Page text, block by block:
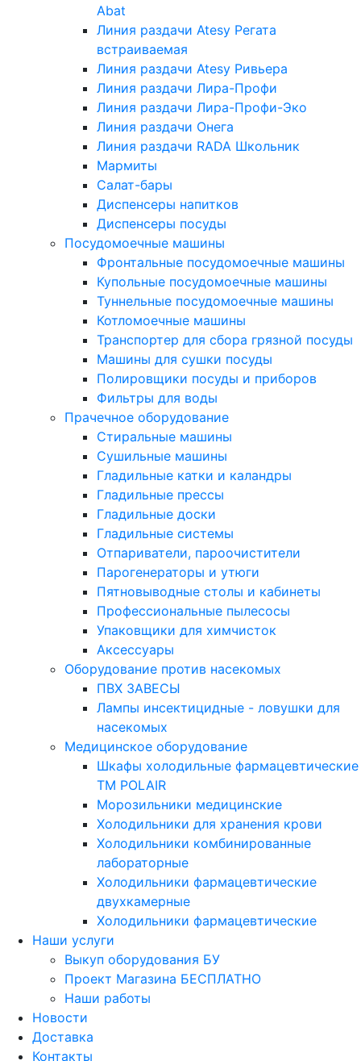
Abat
Линия раздачи Atesy Регата
встраиваемая
Линия раздачи Atesy Ривьера
Линия раздачи Лира-Профи
Линия раздачи Лира-Профи-Эко
Линия раздачи Онега
Линия раздачи RADA Школьник
Мармиты
Салат-бары
Диспенсеры напитков
Диспенсеры посуды
Посудомоечные машины
Фронтальные посудомоечные машины
Купольные посудомоечные машины
Туннельные посудомоечные машины
Котломоечные машины
Транспортер для сбора грязной посуды
Машины для сушки посуды
Полировщики посуды и приборов
Фильтры для воды
Прачечное оборудование
Стиральные машины
Сушильные машины
Гладильные катки и каландры
Гладильные прессы
Гладильные доски
Гладильные системы
Отпариватели, пароочистители
Парогенераторы и утюги
Пятновыводные столы и кабинеты
Профессиональные пылесосы
Упаковщики для химчисток
Аксессуары
Оборудование против насекомых
ПВХ ЗАВЕСЫ
Лампы инсектицидные - ловушки для
насекомых
Медицинское оборудование
Шкафы холодильные фармацевтические
ТМ POLAIR
Морозильники медицинские
Холодильники для хранения крови
Холодильники комбинированные
лабораторные
Холодильники фармацевтические
двухкамерные
Холодильники фармацевтические
Наши услуги
Выкуп оборудования БУ
Проект Магазина БЕСПЛАТНО
Наши работы
Новости
Доставка
Контакты